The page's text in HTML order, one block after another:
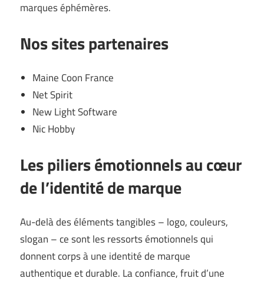
marques éphémères.
Nos sites partenaires
Maine Coon France
Net Spirit
New Light Software
Nic Hobby
Les piliers émotionnels au cœur
de l’identité de marque
Au-delà des éléments tangibles – logo, couleurs,
slogan – ce sont les ressorts émotionnels qui
donnent corps à une identité de marque
authentique et durable. La confiance, fruit d’une